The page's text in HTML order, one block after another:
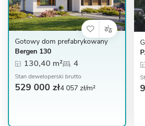
Gotowy dom prefabrykowany
Bergen 130
130,40 m² 4
Stan deweloperski brutto
529 000 zł4 057 zł/m²